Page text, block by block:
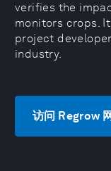
verifies the
monitors crops.
project
industry.
访问 Regrow